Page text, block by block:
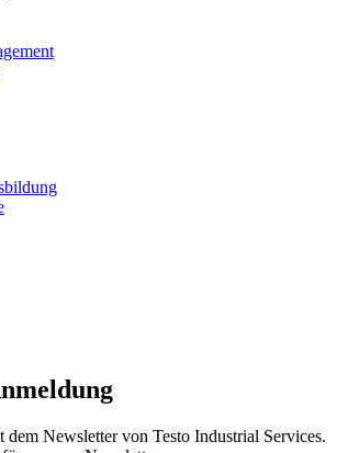
Newsletter von Testo Industrial Services.